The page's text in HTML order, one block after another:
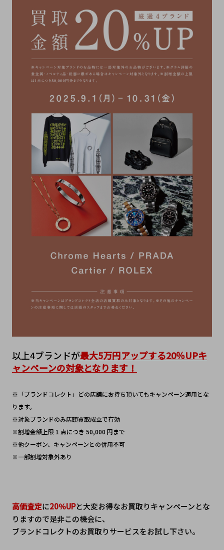
以上4ブランドが最大5万円アップする20％UPキ
ャンペーンの対象となります！
※「ブランドコレクト」どの店舗にお持ち頂いてもキャンペーン適用とな
ります。
※対象ブランドのみ店頭買取成立で有効
※割増金額上限 1 点につき 50,000 円まで
※他クーポン、キャンペーンとの併用不可
※一部割増対象外あり
高価査定に20％UPと大変お得なお買取りキャンぺーンとな
りますので是非この機会に、
ブランドコレクトのお買取りサービスをお試し下さい。